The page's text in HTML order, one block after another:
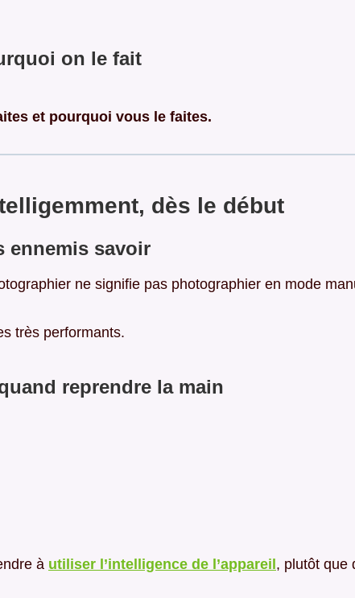
on le fait
et pourquoi vous le faites.
dès le début
ennemis savoir
ne signifie pas photographier en mode
très performants.
reprendre la main
à utiliser l’intelligence de l’appareil , plutôt que